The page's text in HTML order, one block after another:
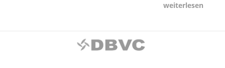
weiterlesen